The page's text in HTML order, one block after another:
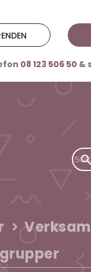
08 123 506 50 &